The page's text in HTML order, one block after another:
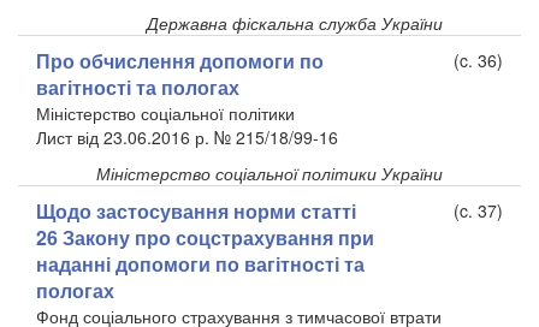
Державна фіскальна служба України
Про обчислення допомоги по
вагітності та пологах
(c. 36)
Міністерство соціальної політики
Лист від 23.06.2016 р. № 215/18/99-16
Міністерство соціальної політики України
Щодо застосування норми статті
26 Закону про соцстрахування при
наданні допомоги по вагітності та
пологах
(c. 37)
Фонд соціального страхування з тимчасової втрати